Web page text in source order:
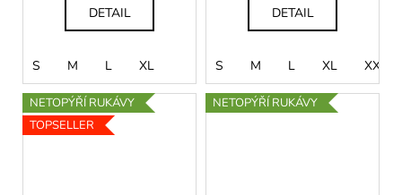
DETAIL
S M L XL
DETAIL
S M L XL XXL
NETOPÝŘÍ RUKÁVY
TOPSELLER
NETOPÝŘÍ RUKÁVY